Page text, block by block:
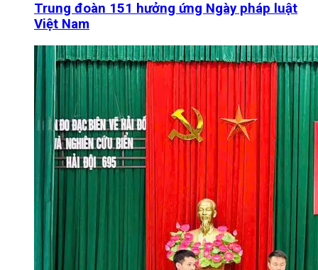
Trung đoàn 151 hưởng ứng Ngày pháp luật
Việt Nam